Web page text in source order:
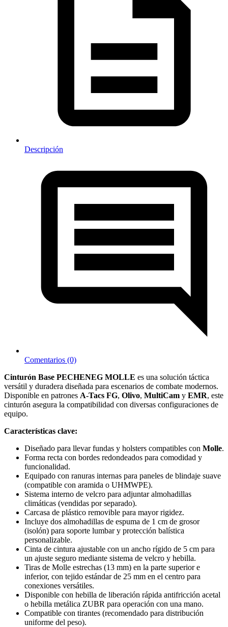
Descripción
Comentarios (0)
Cinturón Base PECHENEG MOLLE es una solución táctica
versátil y duradera diseñada para escenarios de combate modernos.
Disponible en patrones A-Tacs FG, Olivo, MultiCam y EMR, este
cinturón asegura la compatibilidad con diversas configuraciones de
equipo.
Características clave:
Diseñado para llevar fundas y holsters compatibles con Molle.
Forma recta con bordes redondeados para comodidad y
funcionalidad.
Equipado con ranuras internas para paneles de blindaje suave
(compatible con aramida o UHMWPE).
Sistema interno de velcro para adjuntar almohadillas
climáticas (vendidas por separado).
Carcasa de plástico removible para mayor rigidez.
Incluye dos almohadillas de espuma de 1 cm de grosor
(isolón) para soporte lumbar y protección balística
personalizable.
Cinta de cintura ajustable con un ancho rígido de 5 cm para
un ajuste seguro mediante sistema de velcro y hebilla.
Tiras de Molle estrechas (13 mm) en la parte superior e
inferior, con tejido estándar de 25 mm en el centro para
conexiones versátiles.
Disponible con hebilla de liberación rápida antifricción acetal
o hebilla metálica ZUBR para operación con una mano.
Compatible con tirantes (recomendado para distribución
uniforme del peso).